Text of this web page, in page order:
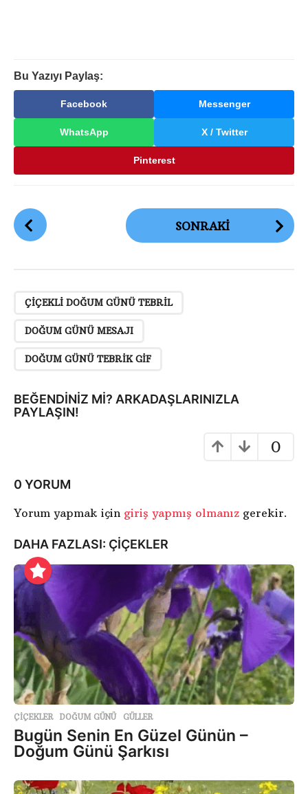
Bu Yazıyı Paylaş:
Facebook Messenger
WhatsApp X / Twitter
Pinterest
G
ö
f
a
a
SONRAKI
ÇIÇEKLI DOĞUM GÜNÜ TEBRIL
DOĞUM GÜNÜ MESAJI
DOĞUM GÜNÜ TEBRIK GIF
BEĞENDINIZ MI? ARKADAŞLARINIZLA
PAYLAŞIN!
0
0 YORUM
Yorum yapmak için giriş yapmış olmanız gerekir.
DAHA FAZLASI: ÇİÇEKLER
ÇİÇEKLER ,DOĞUM GÜNÜ ,GÜLLER
Bugün Senin En Güzel Günün –
Doğum Günü Şarkısı